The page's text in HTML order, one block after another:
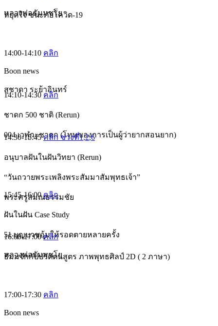
หลวงพ่อธัมมชโย
หยุดใจ ชนะภัยโควิด-19
14:00-14:10 คลิก
Boon news
สุชาดา ระย้าอินทร์
14:10-14:30คลิก
ชาดก 500 ชาติ (Rerun)
004 เวฬุกะชาดก (โทษของการเป็นผู้ว่ายากสอนยาก)
14:30-15:45คลิก ช่วงที่1,2,6
อนุบาลฝันในฝันวิทยา (Rerun)
“วันถวายพระเพลิงพระสัมมาสัมพุทธเจ้า”
พระครูสมณธรรมชัย
15:45-16:00คลิก
ฝันในฝัน Case Study
51 บุญบวชอุ้มให้รอดตายหลายครั้ง
หลวงพ่อธัมมชโย
16:00-17:00คลิก
ธัมมจักกัปปวัตตนสูตร ภาพพุทธศิลป์ 2D ( 2 ภาษา)
17:00-17:30 คลิก
Boon news